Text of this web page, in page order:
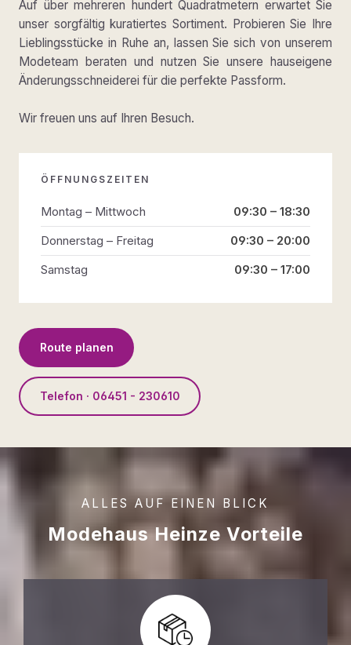
Auf über mehreren hundert Quadratmetern erwartet Sie
unser sorgfältig kuratiertes Sortiment. Probieren Sie Ihre
Lieblingsstücke in Ruhe an, lassen Sie sich von unserem
Modeteam beraten und nutzen Sie unsere hauseigene
Änderungsschneiderei für die perfekte Passform.
Wir freuen uns auf Ihren Besuch.
ÖFFNUNGSZEITEN
Montag – Mittwoch
09:30 – 18:30
Donnerstag – Freitag
09:30 – 20:00
Samstag
09:30 – 17:00
Route planen
Telefon · 06451 - 230610
ALLES AUF EINEN BLICK
Modehaus Heinze Vorteile